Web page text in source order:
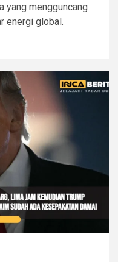
yang mengguncang
energi global.